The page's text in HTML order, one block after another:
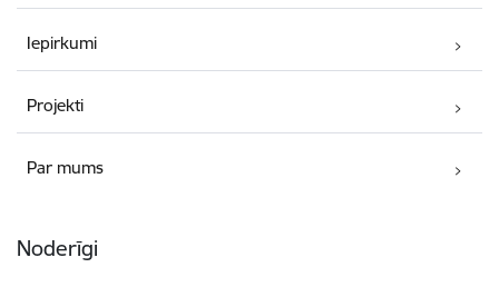
Iepirkumi
Projekti
Par mums
Noderīgi